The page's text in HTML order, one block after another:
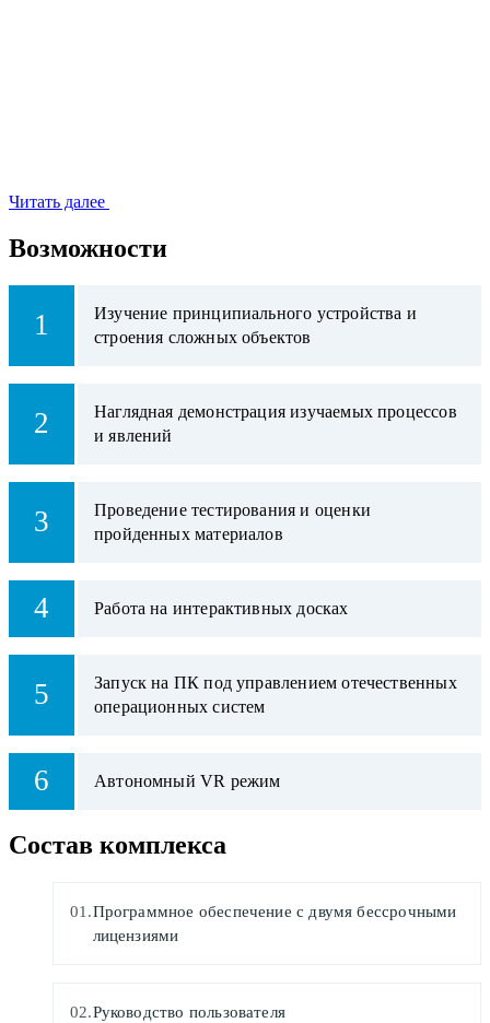
Читать далее
Возможности
1
Изучение принципиального устройства и
строения сложных объектов
2
Наглядная демонстрация изучаемых процессов
и явлений
3
Проведение тестирования и оценки
пройденных материалов
4 Работа на интерактивных досках
5
Запуск на ПК под управлением отечественных
операционных систем
6 Автономный VR режим
Состав комплекса
Программное обеспечение с двумя бессрочными
лицензиями
Руководство пользователя